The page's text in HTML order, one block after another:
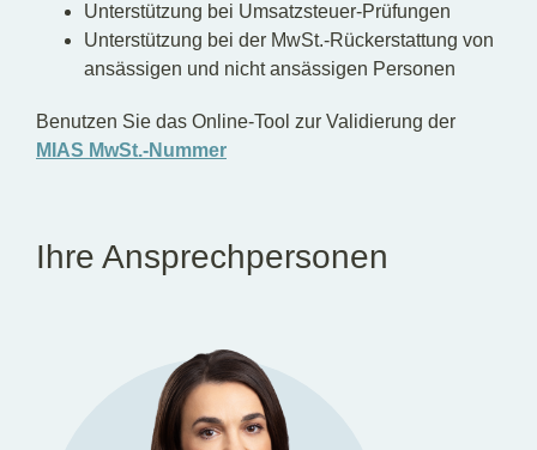
Unterstützung bei Umsatzsteuer-Prüfungen
Unterstützung bei der MwSt.-Rückerstattung von
ansässigen und nicht ansässigen Personen
Benutzen Sie das Online-Tool zur Validierung der
MIAS MwSt.-Nummer
Ihre Ansprechpersonen